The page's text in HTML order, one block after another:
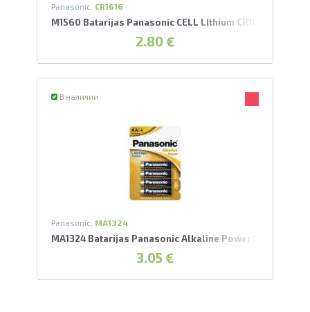
Panasonic, CR1616
M1560 Batarijas Panasonic CELL LIthium CR1616/1BP
2.80 €
В наличии
Panasonic, MA1324
MA1324 Batarijas Panasonic Alkaline Power LR6-4BP
3.05 €